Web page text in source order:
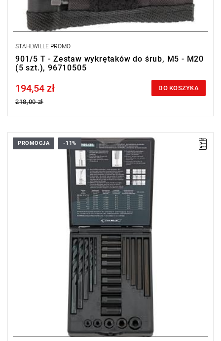
STAHLWILLE PROMO
901/5 T - Zestaw wykrętaków do śrub, M5 - M20
(5 szt.), 96710505
Price tax included
194,54 zł
218,00 zł
DO KOSZYKA
PROMOCJA -11%